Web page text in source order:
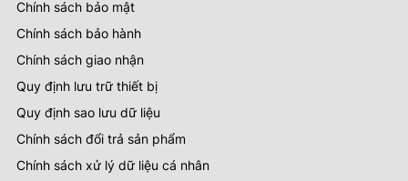
Chính sách bảo mật
Chính sách bảo hành
Chính sách giao nhận
Quy định lưu trữ thiết bị
Quy định sao lưu dữ liệu
Chính sách đổi trả sản phẩm
Chính sách xử lý dữ liệu cá nhân